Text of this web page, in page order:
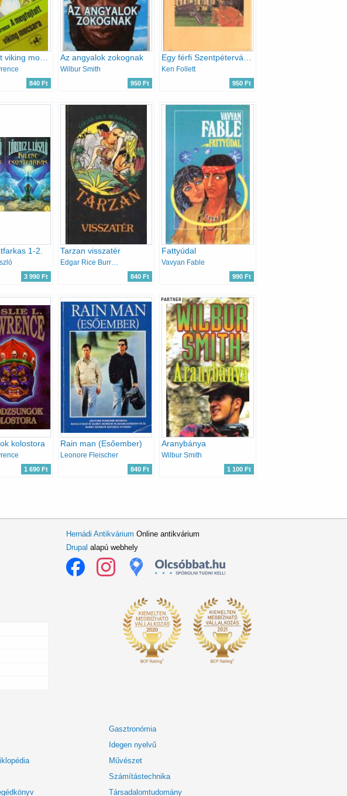
A megfojtott viking mocsara
840 Ft
Az angyalok zokognak
Wilbur Smith
950 Ft
Ken Follett
950 Ft
1-2.
3 990 Ft
Tarzan visszatér
Edgar Rice Burroughs
840 Ft
Fattyúdal
Vavyan Fable
990 Ft
kolostora
1 690 Ft
Rain man (Esőember)
Leonore Fleischer
840 Ft
PARTNER
Aranybánya
Wilbur Smith
1 100 Ft
Hernádi Antikvárium Online antikvárium
Drupal alapú webhely
Gasztronómia
Idegen nyelvű
Művészet
Számítástechnika
Társadalomtudomány